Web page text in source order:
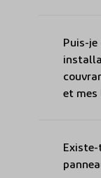
Puis-
et mes